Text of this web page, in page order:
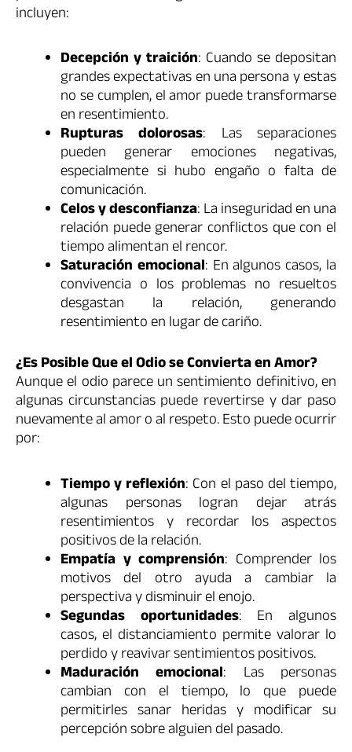
incluyen:
Decepción y traición: Cuando se depositan
grandes expectativas en una persona y estas
no se cumplen, el amor puede transformarse
en resentimiento.
Rupturas dolorosas: Las separaciones
pueden generar emociones negativas,
especialmente si hubo engaño o falta de
comunicación.
Celos y desconfianza: La inseguridad en una
relación puede generar conflictos que con el
tiempo alimentan el rencor.
Saturación emocional: En algunos casos, la
convivencia o los problemas no resueltos
desgastan la relación, generando
resentimiento en lugar de cariño.
¿Es Posible Que el Odio se Convierta en Amor?
Aunque el odio parece un sentimiento definitivo, en
algunas circunstancias puede revertirse y dar paso
nuevamente al amor o al respeto. Esto puede ocurrir
por:
Tiempo y reflexión: Con el paso del tiempo,
algunas personas logran dejar atrás
resentimientos y recordar los aspectos
positivos de la relación.
Empatía y comprensión: Comprender los
motivos del otro ayuda a cambiar la
perspectiva y disminuir el enojo.
Segundas oportunidades: En algunos
casos, el distanciamiento permite valorar lo
perdido y reavivar sentimientos positivos.
Maduración emocional: Las personas
cambian con el tiempo, lo que puede
permitirles sanar heridas y modificar su
percepción sobre alguien del pasado.